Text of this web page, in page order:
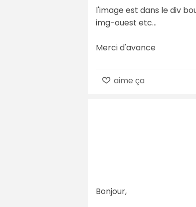
l'image est dans le div
img-ouest etc...
Merci d'avance
aime ça
Bonjour,